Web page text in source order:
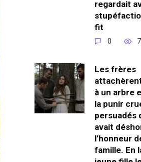
regardait
fit
0
Les frères
à un arbre
la punir
persuadés
avait
l’honneur
famille. En